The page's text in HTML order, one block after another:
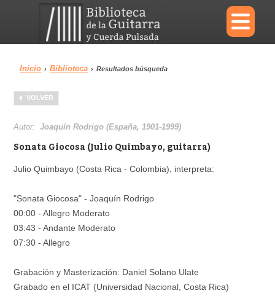
×
Menu
Biblioteca Diccionario
Inicio › Biblioteca › Resultados búsqueda
VOLVER
Autor:Joaquín Rodrigo (España, 1901-1999)
Sonata Giocosa (Julio Quimbayo, guitarra)
Julio Quimbayo (Costa Rica - Colombia), interpreta:
"Sonata Giocosa" - Joaquín Rodrigo
00:00 - Allegro Moderato
03:43 - Andante Moderato
07:30 - Allegro
Grabación y Masterización: Daniel Solano Ulate
Grabado en el ICAT (Universidad Nacional, Costa Rica)